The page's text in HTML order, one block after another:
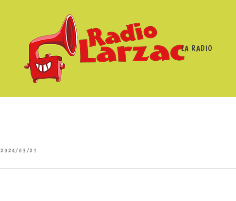
LA RADIO
2024/03/21